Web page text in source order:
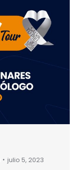
julio 5, 2023